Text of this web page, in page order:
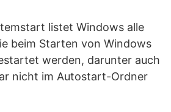
listet Windows alle
beim Starten von Windows
werden, darunter auch
nicht im Autostart-Ordner